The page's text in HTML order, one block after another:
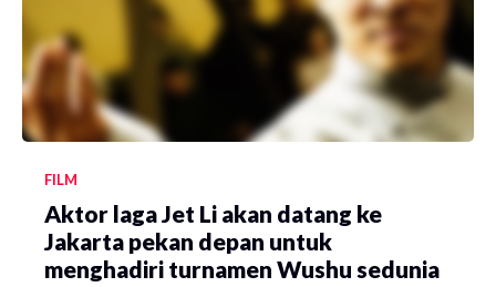
FILM
Aktor laga Jet Li akan datang ke
Jakarta pekan depan untuk
menghadiri turnamen Wushu sedunia